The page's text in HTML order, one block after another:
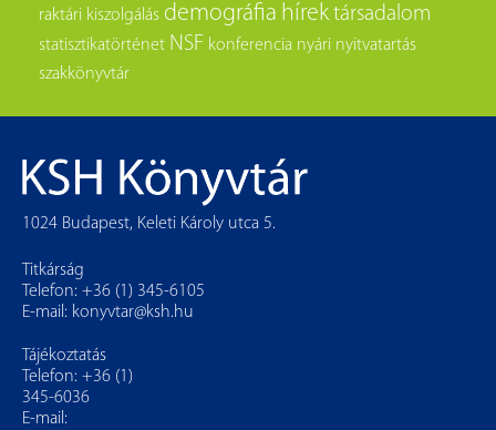
raktári kiszolgálás demográfia hírek társadalom
statisztikatörténet NSF konferencia nyári nyitvatartás
szakkönyvtár
1024 Budapest, Keleti Károly utca 5.
Titkárság
Telefon: +36 (1) 345-6105
E-mail: konyvtar@ksh.hu
Tájékoztatás
Telefon: +36 (1)
345-6036
E-mail: